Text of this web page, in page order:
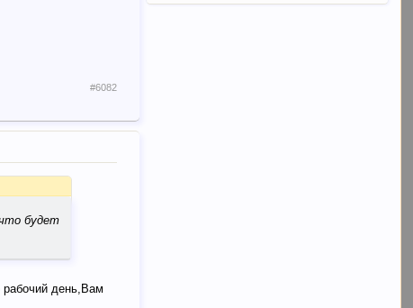
#6082
будет
день,Вам